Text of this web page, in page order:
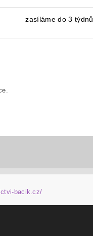
zasíláme do 3 týdnů
bacik.cz/